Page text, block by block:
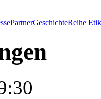
PartnerGeschichteReihe